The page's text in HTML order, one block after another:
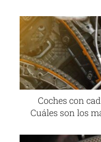
Coches con
Cuáles son los